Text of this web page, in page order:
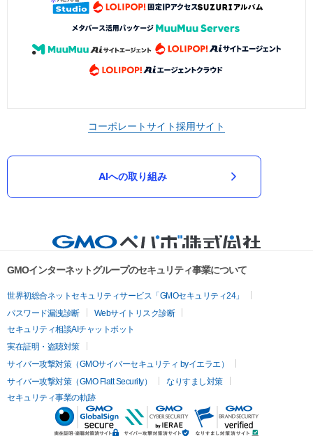
コーポレートサイト採用サイト
AIへの取り組み
GMOインターネットグループのセキュリティ事業について
世界初総合ネットセキュリティサービス「GMOセキュリティ24」
パスワード漏洩診断
Webサイトリスク診断
セキュリティ相談AIチャットボット
実在証明・盗聴対策
サイバー攻撃対策（GMOサイバーセキュリティ byイエラエ）
サイバー攻撃対策（GMO Flatt Security）
なりすまし対策
セキュリティ事業の軌跡